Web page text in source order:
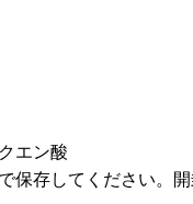
エン酸
保存してください。